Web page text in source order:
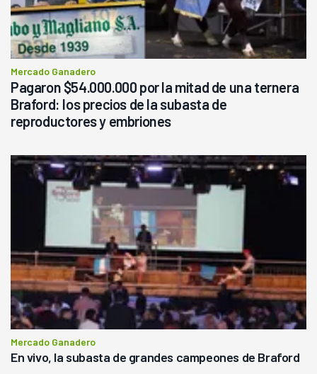
Mercado Ganadero
Pagaron $54.000.000 por la mitad de una ternera
Braford: los precios de la subasta de
reproductores y embriones
Mercado Ganadero
En vivo, la subasta de grandes campeones de Braford